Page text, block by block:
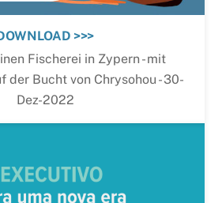
>>>
Fischerei in Zypern - mit
der Bucht von Chrysohou - 30-
Dez-2022